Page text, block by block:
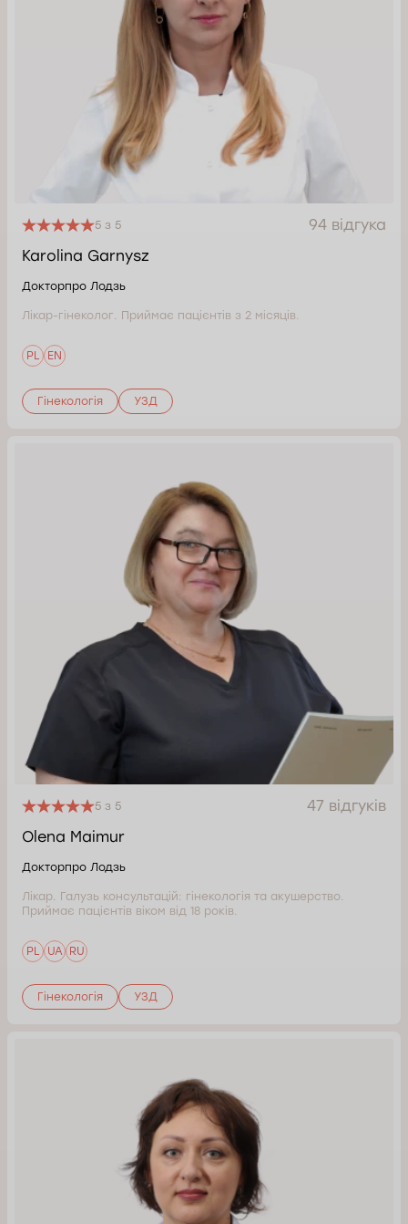
5 з 5
94 відгука
Karolina Garnysz
Докторпро Лодзь
Лікар-гінеколог. Приймає пацієнтів з 2 місяців.
PL EN
Гінекологія УЗД
5 з 5
47 відгуків
Olena Maimur
Докторпро Лодзь
Лікар. Галузь консультацій: гінекологія та акушерство.
Приймає пацієнтів віком від 18 років.
PL UA RU
Гінекологія УЗД